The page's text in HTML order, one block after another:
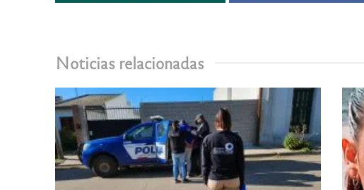
Noticias relacionadas